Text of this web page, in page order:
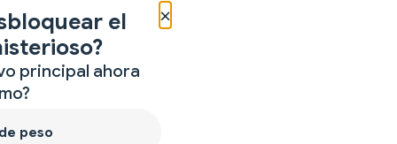
×
el
principal ahora
peso